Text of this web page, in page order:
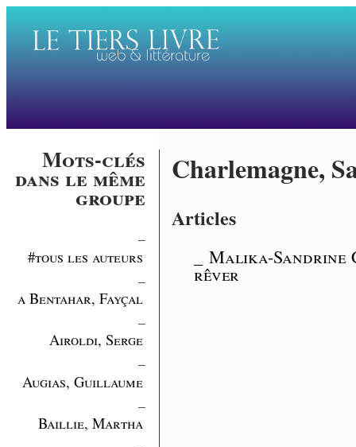
Mots-clés
dans le même
groupe
#tous les auteurs
a Bentahar, Fayçal
Airoldi, Serge
Augias, Guillaume
Baillie, Martha
Charlemagne,
Articles
_ Malika-
rêver